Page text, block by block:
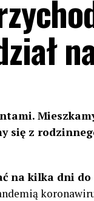
się z
na kilka dni do